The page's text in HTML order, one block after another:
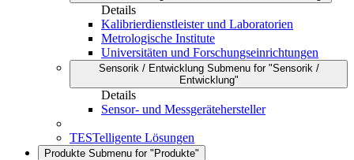
Details
Kalibrierdienstleister und Laboratorien
Metrologische Institute
Universitäten und Forschungseinrichtungen
Sensorik / Entwicklung Submenu for "Sensorik /
Entwicklung"
Details
Sensor- und Messgerätehersteller
TESTelligente Lösungen
Produkte Submenu for "Produkte"